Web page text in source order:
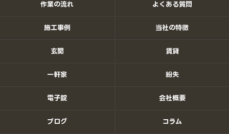
作業の流れ よくある質問
施工事例 当社の特徴
玄関 賃貸
一軒家 紛失
電子錠 会社概要
ブログ コラム